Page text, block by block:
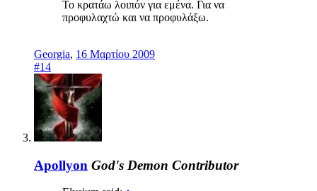
Το κρατάω λοιπόν για εμένα. Για να
προφυλαχτώ και να προφυλάξω.
Georgia, 16 Μαρτίου 2009
#14
Apollyon God's Demon Contributor